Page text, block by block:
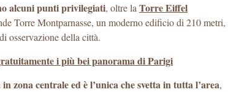
alcuni punti privilegiati, oltre la Torre Eiffel
Torre Montparnasse, un moderno edificio di 210 metri,
osservazione della città.
i più bei panorama di Parigi
zona centrale ed è l’unica che svetta in tutta l’area,